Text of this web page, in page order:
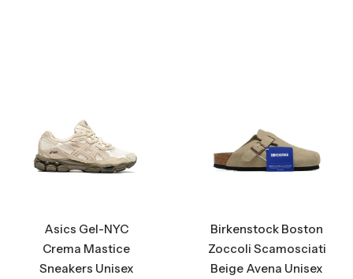
Asics Gel-NYC
Crema Mastice
Sneakers Unisex
Birkenstock Boston
Zoccoli Scamosciati
Beige Avena Unisex